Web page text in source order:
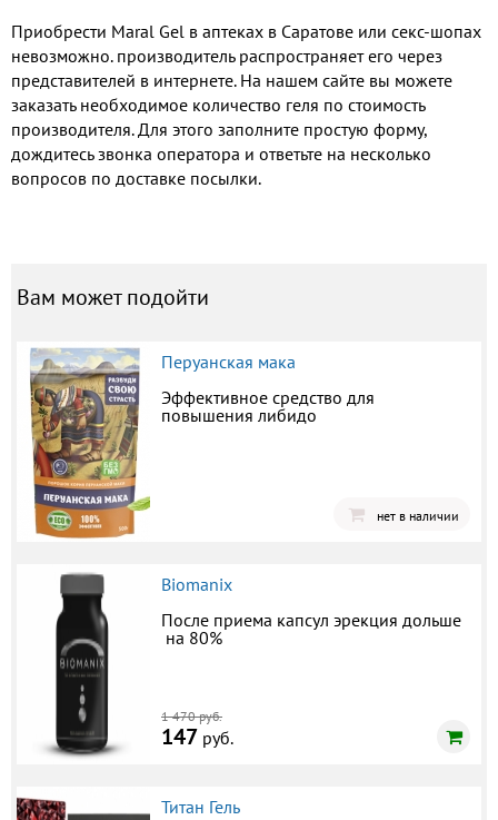
Приобрести Maral Gel в аптеках в Саратове или секс-шопах
невозможно. производитель распространяет его через
представителей в интернете. На нашем сайте вы можете
заказать необходимое количество геля по стоимость
производителя. Для этого заполните простую форму,
дождитесь звонка оператора и ответьте на несколько
вопросов по доставке посылки.
Вам может подойти
Перуанская мака
Эффективное средство для
повышения либидо
нет в наличии
Biomanix
После приема капсул эрекция дольше
на 80%
1 470 руб.
147 руб.
Титан Гель